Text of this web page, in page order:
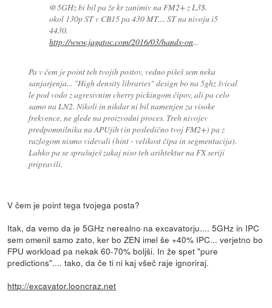
@5GHz bi bil pa že kr zanimiv na FM2+ z L3$.
okol 130p ST v CB15 pa 430 MT.... ST na nivoju i5
4430.
http://www.jagatoc.com/2016/03/hands-on...
Pa v čem je point teh tvojih postov, vedno pišeš sem neka
sanjarjenja... "High density libraries" design bo na 5ghz švical
le pod vodo z agresivnim cherry pickingom čipov, ali pa celo
samo na LN2. Nikoli in nikdar ni bil namenjen za visoke
frekvence, ne glede na proizvodni proces. Treh nivojev
predpomnilnika na APUjih (in posledično tvoj FM2+) pa z
razlogom nismo videvali (hint - velikost čipa in segmentacija).
Lahko pa se sprašuješ zakaj niso teh arihtektur na FX seriji
pripravili.
V čem je point tega tvojega posta?
Itak, da vemo da je 5GHz nerealno na excavatorju.... 5GHz in IPC
sem omenil samo zato, ker bo ZEN imel še +40% IPC... verjetno bo
FPU workload pa nekak 60-70% boljši. In že spet "pure
predictions".... tako, da če ti ni kaj všeč raje ignoriraj.
http://excavator.looncraz.net